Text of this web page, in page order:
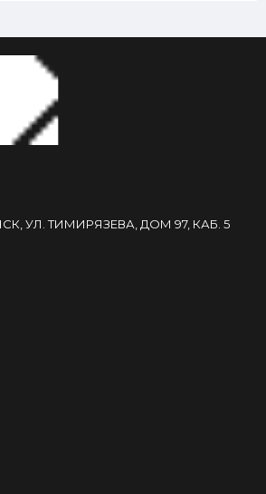
УЛ. ТИМИРЯЗЕВА, ДОМ 97, КАБ. 5